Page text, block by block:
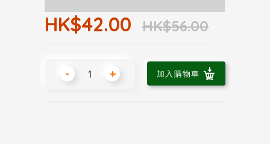
HK$42.00 HK$56.00
- + 加入購物車